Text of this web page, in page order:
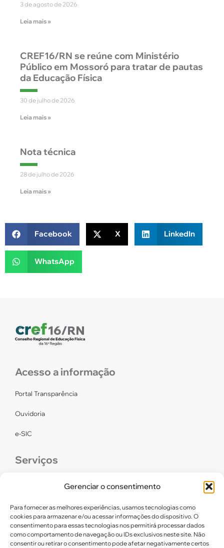
Gerenciar o consentimento
Para fornecer as melhores experiências, usamos tecnologias como
cookies para armazenar e/ou acessar informações do dispositivo. O
consentimento para essas tecnologias nos permitirá processar dados
como comportamento de navegação ou IDs exclusivos neste site. Não
consentir ou retirar o consentimento pode afetar negativamente certos
3 de agosto de 2026
Leia mais »
CREF16/RN se reúne com Ministério
Público em Mossoró para tratar de pautas
da Educação Física
30 de julho de 2026
Leia mais »
Nota técnica
28 de julho de 2026
Leia mais »
Facebook X LinkedIn
WhatsApp
Acesso a informação
Portal Transparência
Ouvidoria
e-SIC
Serviços
Links úteis